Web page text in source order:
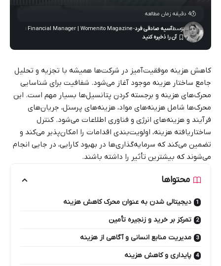
توسطآسیه صادقی فرد- Financial Manager | Womenito Magazine
4 دقیقه زمان مطالعه
کاهش هزینه موفقیت‌آمیز در شرکت‌ها همیشه با تجزیه و تحلیل
جامع ساختار هزینه موجود آغاز می‌شود. شفافیت برای شناسایی
محرک‌های هزینه و برجسته کردن پتانسیل‌ها بسیار مهم است. این
محرک‌ها شامل هزینه‌های مواد، هزینه‌های پرسنل، جریان‌های
فرآیند و هزینه‌های انرژی و فناوری اطلاعات می‌شود. کنترل
ساختاریافته هزینه، اولویت‌بندی اقدامات را امکان‌پذیر می‌کند و
تضمین می‌کند که سرمایه‌گذاری‌ها در بهبود کارایی، در جایی انجام
می‌شوند که بیشترین تأثیر را داشته باشند.
محتواها
دیجیتالی شدن به عنوان محرک کاهش هزینه
تمرکز بر خرید و زنجیره تأمین
مدیریت منابع انسانی و آگاهی از هزینه
پایداری و کاهش هزینه